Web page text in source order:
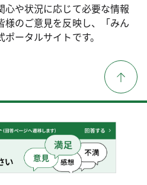
や状況に応じて必要な情報
様のご意見を反映し、「みん
ータルサイトです。